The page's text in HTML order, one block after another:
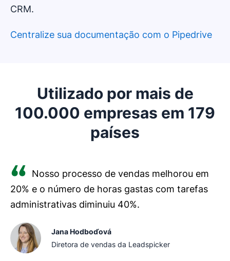
CRM.
Centralize sua documentação com o Pipedrive
Utilizado por mais de
100.000 empresas em 179
países
Nosso processo de vendas melhorou em
20% e o número de horas gastas com tarefas
administrativas diminuiu 40%.
Jana Hodboďová
Diretora de vendas da Leadspicker